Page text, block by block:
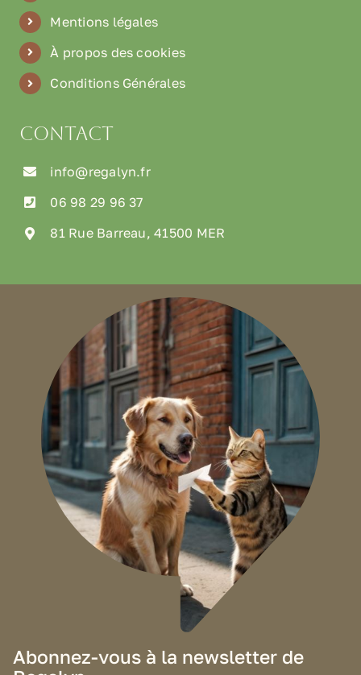
Mentions légales
À propos des cookies
Conditions Générales
Contact
info@regalyn.fr
06 98 29 96 37
81 Rue Barreau, 41500 MER
Abonnez-vous à la newsletter de